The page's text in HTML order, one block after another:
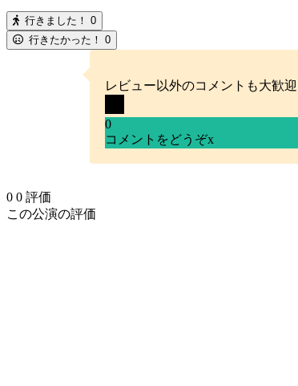
行きました！ 0
行きたかった！ 0
レビュー以外のコメントも大歓
0
コメントをどうぞx
0 0 評価
この公演の評価